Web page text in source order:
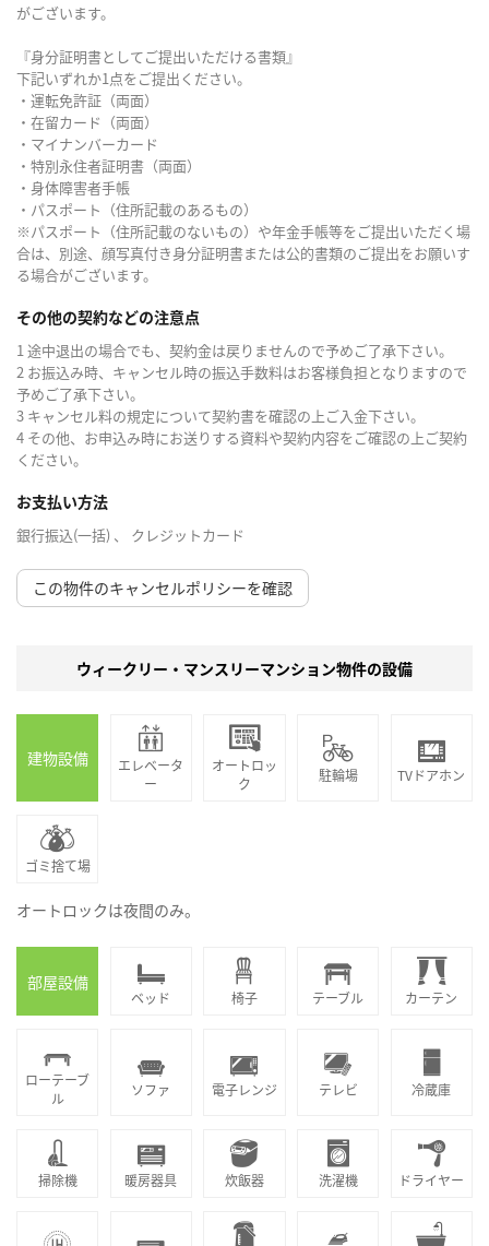
がございます。
『身分証明書としてご提出いただける書類』
下記いずれか1点をご提出ください。
・運転免許証（両面）
・在留カード（両面）
・マイナンバーカード
・特別永住者証明書（両面）
・身体障害者手帳
・パスポート（住所記載のあるもの）
※パスポート（住所記載のないもの）や年金手帳等をご提出いただく場
合は、別途、顔写真付き身分証明書または公的書類のご提出をお願いす
る場合がございます。
その他の契約などの注意点
1 途中退出の場合でも、契約金は戻りませんので予めご了承下さい。
2 お振込み時、キャンセル時の振込手数料はお客様負担となりますので
予めご了承下さい。
3 キャンセル料の規定について契約書を確認の上ご入金下さい。
4 その他、お申込み時にお送りする資料や契約内容をご確認の上ご契約
ください。
お支払い方法
銀行振込(一括) 、 クレジットカード
この物件のキャンセルポリシーを確認
ウィークリー・マンスリーマンション物件の設備
建物設備
エレベータ
ー
オートロッ
ク
駐輪場 TVドアホン
ゴミ捨て場
オートロックは夜間のみ。
部屋設備
ベッド 椅子 テーブル カーテン
ローテーブ
ル
ソファ 電子レンジ テレビ 冷蔵庫
掃除機 暖房器具 炊飯器 洗濯機 ドライヤー